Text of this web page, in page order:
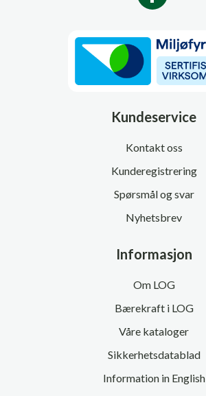
Kundeservice
Kontakt oss
Kunderegistrering
Spørsmål og svar
Nyhetsbrev
Informasjon
Om LOG
Bærekraft i LOG
Våre kataloger
Sikkerhetsdatablad
Information in English